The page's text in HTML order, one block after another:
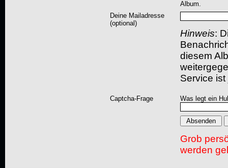
Album.
Deine Mailadresse
(optional)
Hinweis:
diesem
Service
Captcha-Frage Was legt ein
Grob
werden